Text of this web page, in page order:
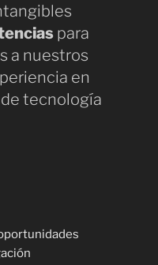
para
a nuestros
en
tecnología